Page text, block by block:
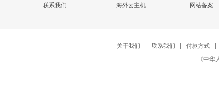
联系我们
海外云主机
网站备案
关于我们 | 联系我们 | 付款方式
|
《中